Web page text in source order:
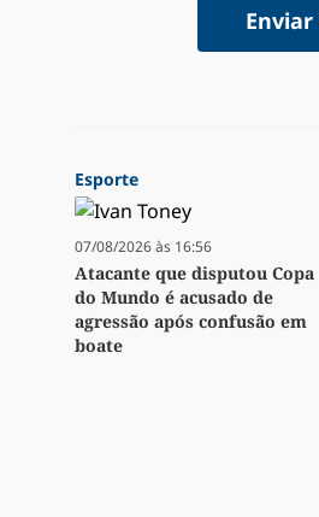
Enviar
Esporte
07/08/2026 às 16:56
Atacante que disputou Copa
do Mundo é acusado de
agressão após confusão em
boate